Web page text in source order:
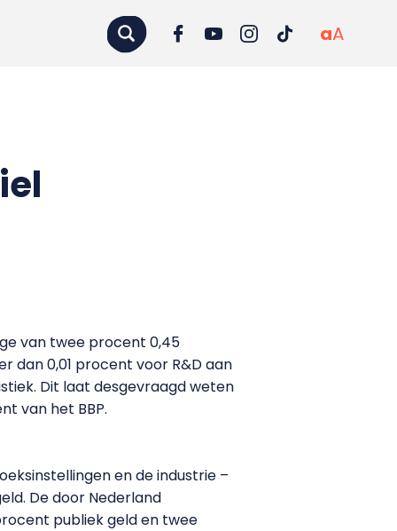
aA
van twee procent 0,45
dan 0,01 procent voor R&D aan
Dit laat desgevraagd weten
van het BBP.
en de industrie –
De door Nederland
publiek geld en twee